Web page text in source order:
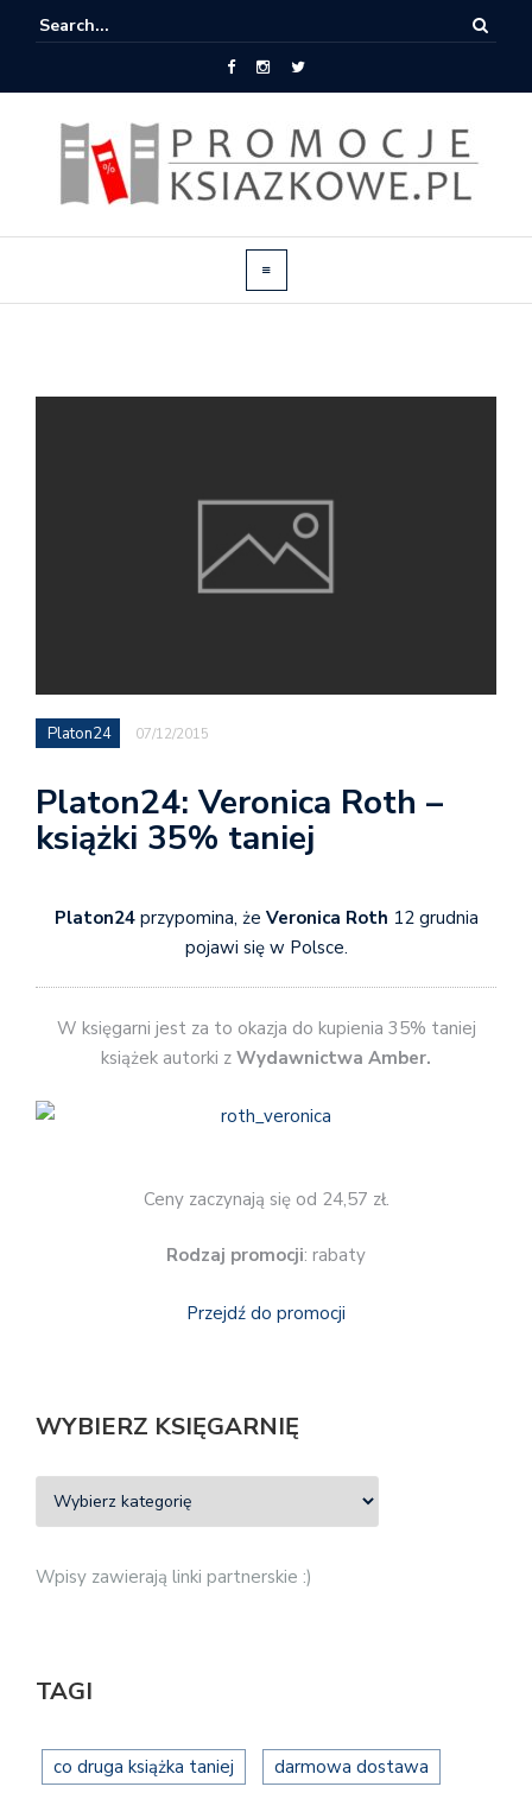
Platon24 07/12/2015
Platon24: Veronica Roth –
książki 35% taniej
Platon24przypomina, że Veronica Roth 12 grudnia
pojawi się w Polsce.
W księgarni jest za to okazja do kupienia 35% taniej
książek autorki z Wydawnictwa Amber.
Ceny zaczynają się od 24,57 zł.
Rodzaj promocji: rabaty
Przejdź do promocji
WYBIERZ KSIĘGARNIĘ
Wpisy zawierają linki partnerskie :)
TAGI
co druga książka taniej darmowa dostawa